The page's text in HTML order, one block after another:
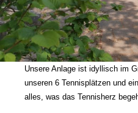
Unsere Anlage ist idyllisch im
unseren 6 Tennisplätzen und
alles, was das Tennisherz